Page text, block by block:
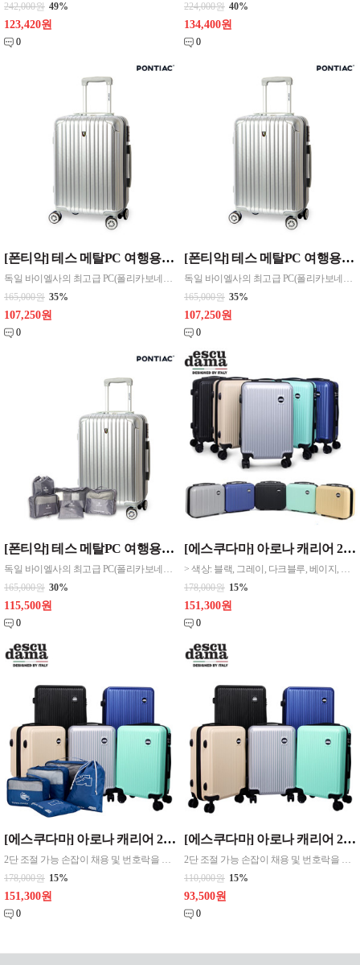
242,000원 49%
123,420원
0
224,000원 40%
134,400원
0
[폰티악] 테스 메탈PC 여행용캐리어 기내용 (20인치) > 색상: 메탈 실버 사이즈: 캐리어(20인치): 360(가)*530(높)*220(폭)mm,
독일 바이엘사의 최고급 PC(폴리카보네이트)를 사용하여 충격에 강함 > 360°도 회전하는 더블휠(채용으로 회전이 자유롭고 주행감이 우수 > TSA 멀티락 시스템 적용으로 보안 및 안전성을 높임 > 메탈 느낌의 PC을 사용하여 유광 실버 느낌을 강조하여 고급스러움을 더 함 > 그립감이 뛰어난 실리콘 손잡이와 2중 마감 지퍼를 채택하여 품질을 높임
165,000원 35%
107,250원
0
[폰티악] 테스 메탈PC 여행용캐리어 기내용 (20인치) > 색상: 메탈 실버 사이즈: 캐리어(20인치): 360(가)*530(높)*220(폭)mm,
독일 바이엘사의 최고급 PC(폴리카보네이트)를 사용하여 충격에 강함 > 360°도 회전하는 더블휠(채용으로 회전이 자유롭고 주행감이 우수 > TSA 멀티락 시스템 적용으로 보안 및 안전성을 높임 > 메탈 느낌의 PC을 사용하여 유광 실버 느낌을 강조하여 고급스러움을 더 함 > 그립감이 뛰어난 실리콘 손잡이와 2중 마감 지퍼를 채택하여 품질을 높임
165,000원 35%
107,250원
0
[폰티악] 테스 메탈PC 여행용캐리어 기내용 (20인치) + 파우치 5종세트 [제품사양] > 사이즈: 350*560*220mm > 색상: 메탈 실버
독일 바이엘사의 최고급 PC(폴리카보네이트)를 사용하여 충격에 강함 > 360°도 회전하는 더블휠(채용으로 회전이 자유롭고 주행감이 우수 > TSA 멀티락 시스템 적용으로 보안 및 안전성을 높임 > 메탈 느낌의 PC을 사용하여 유광 실버 느낌을 강조하여 고급스러움을 더 함 > 그립감이 뛰어난 실리콘 손잡이와 2중 마감 지퍼를 채택하여 품질을 높임
165,000원 30%
115,500원
0
[에스쿠다마] 아로나 캐리어 20인치 + 14인치 레디백 > 사이즈: 20인치: 330*240*550mm / 3kg, 14인치: 320*260*160mm,
> 색상: 블랙, 그레이, 다크블루, 베이지, 민트 > 재질: 겉감:ABS, 안감:폴리에스터 100% [제품특징] > 2단 조절 가능 손잡이 채용 및 번호락을 장착하여 사용자에 맞춰 편리한 사용 가능 > ABS 재질로 내구성을 높여 충격방지 탁월 및 방수기능 탑재, 초경량 재질을 사용하여 편의성을 높임 > 주행성을 높인 360˚ 회전 가능한 듀얼 바
178,000원 15%
151,300원
0
[에스쿠다마] 아로나 캐리어 20인치 + 트래블파우치 5종세트
2단 조절 가능 손잡이 채용 및 번호락을 장착하여 사용자에 맞춰 편리한 사용 가능 > ABS 재질로 내구성을 높여 충격방지 탁월 및 방수기능 탑재, 초경량 재질을 사용하여 편의성을 높임 > 주행성을 높인 360˚ 회전 가능한 듀얼 바퀴 채용 > 내부 지퍼형 포켓 및 X형 밴드로 수납 용이 > 클래식한 디자인 및 5가지 색상
178,000원 15%
151,300원
0
[에스쿠다마] 아로나 캐리어 20인치 (기내용) > 사이즈: 330*240*550mm / 3kg > 색상: 블랙, 그레이, 다크블루, 베이지, 민트
2단 조절 가능 손잡이 채용 및 번호락을 장착하여 사용자에 맞춰 편리한 사용 가능 > ABS 재질로 내구성을 높여 충격방지 탁월 및 방수기능 탑재, 초경량 재질을 사용하여 편의성을 높임 > 주행성을 높인 360˚ 회전 가능한 듀얼 바퀴 채용 > 내부 지퍼형 포켓 및 X형 밴드로 수납 용이 > 클래식한 디자인 및 5가지 색상
110,000원 15%
93,500원
0